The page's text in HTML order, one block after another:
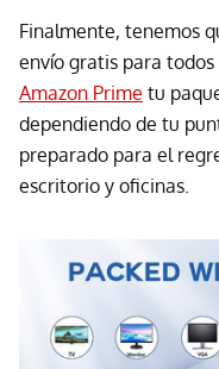
Finalmente, tenemos
envío gratis para
Amazon Prime tu
dependiendo de tu
preparado para el
escritorio y oficinas.